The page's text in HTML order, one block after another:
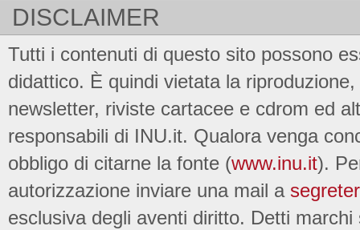
DISCLAIMER
Tutti i contenuti di questo sito possono
didattico. È quindi vietata la
newsletter, riviste cartacee e cdrom ed
responsabili di INU.it. Qualora venga
obbligo di citarne la fonte (www.inu.it).
autorizzazione inviare una mail a
esclusiva degli aventi diritto. Detti